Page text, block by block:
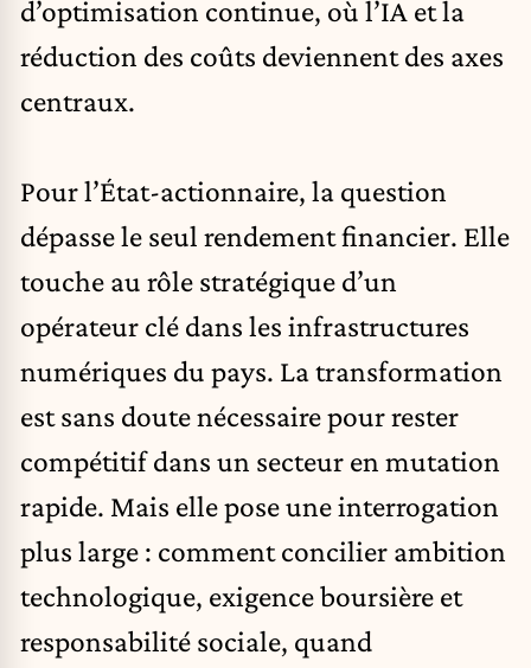
d’optimisation continue, où l’IA et la
réduction des coûts deviennent des axes
centraux.
Pour l’État-actionnaire, la question
dépasse le seul rendement financier. Elle
touche au rôle stratégique d’un
opérateur clé dans les infrastructures
numériques du pays. La transformation
est sans doute nécessaire pour rester
compétitif dans un secteur en mutation
rapide. Mais elle pose une interrogation
plus large : comment concilier ambition
technologique, exigence boursière et
responsabilité sociale, quand